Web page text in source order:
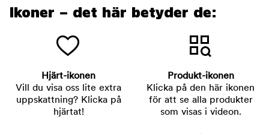
Ikoner – det här betyder de:
Hjärt-ikonen
Vill du visa oss lite extra
uppskattning? Klicka på
hjärtat!
Produkt-ikonen
Klicka på den här ikonen
för att se alla produkter
som visas i videon.